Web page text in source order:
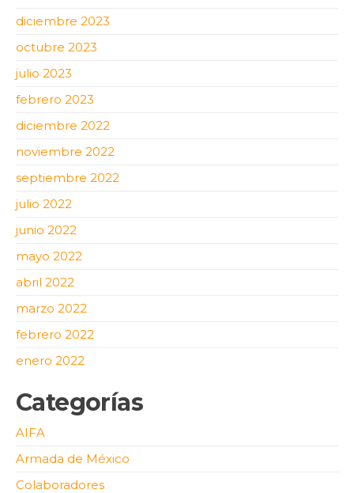
diciembre 2023
octubre 2023
julio 2023
febrero 2023
diciembre 2022
noviembre 2022
septiembre 2022
julio 2022
junio 2022
mayo 2022
abril 2022
marzo 2022
febrero 2022
enero 2022
Categorías
AIFA
Armada de México
Colaboradores